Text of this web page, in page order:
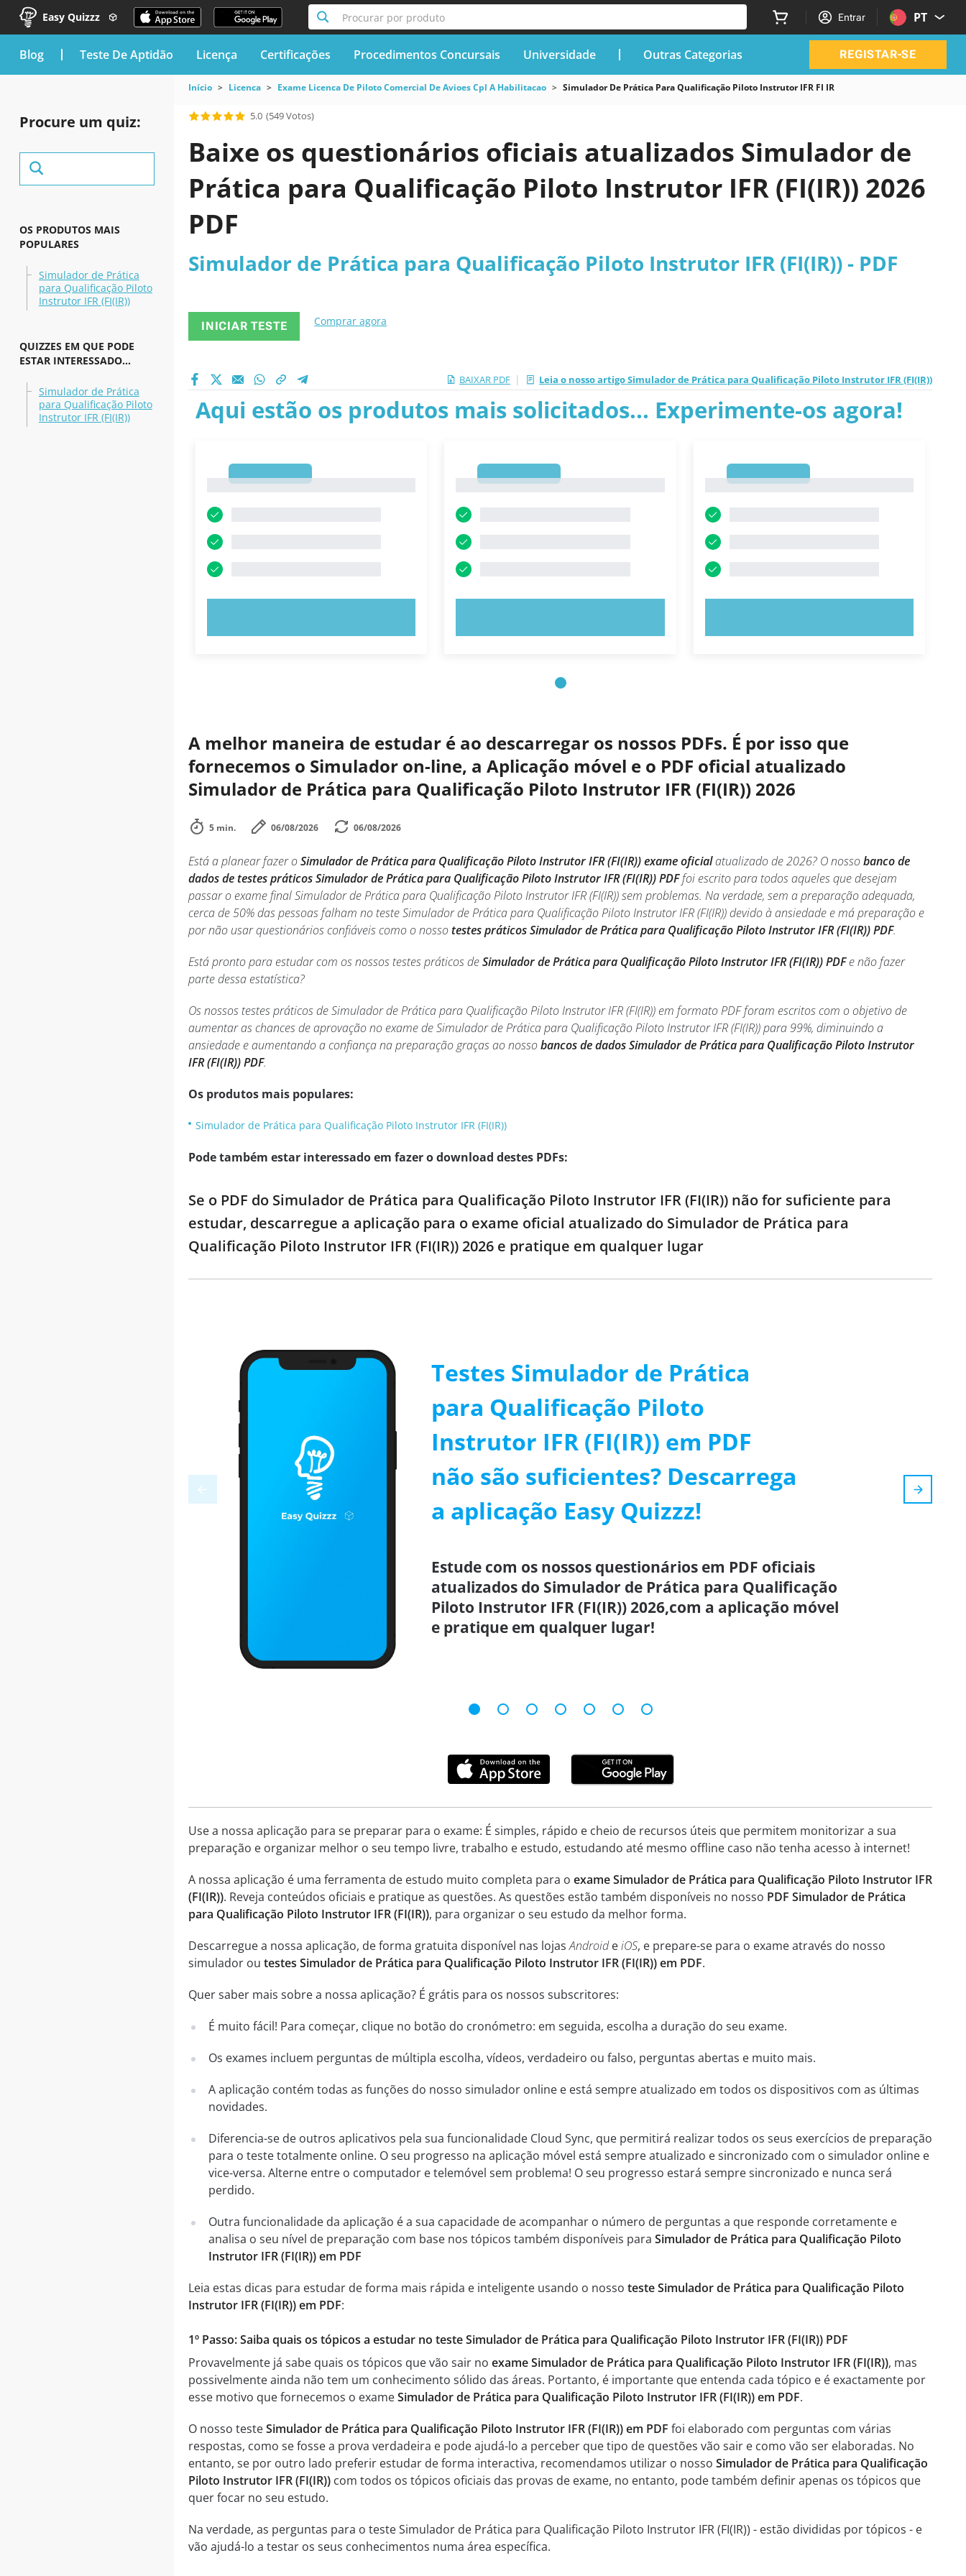
Easy Quizzz Procurar por produto Entrar PT
blog Teste De Aptidão Licença Certificações Procedimentos Concursais Universidade Outras Categorias REGISTAR-SE
Procure um quiz:
OS PRODUTOS MAIS
POPULARES
Simulador de Prática
para Qualificação Piloto
Instrutor IFR (FI(IR))
QUIZZES EM QUE PODE
ESTAR INTERESSADO...
Simulador de Prática
para Qualificação Piloto
Instrutor IFR (FI(IR))
Início Licenca Exame Licenca De Piloto Comercial De Avioes Cpl A Habilitacao Simulador De Prática Para Qualificação Piloto Instrutor IFR FI IR
5.0 (549 Votos)
Baixe os questionários oficiais atualizados Simulador de
Prática para Qualificação Piloto Instrutor IFR (FI(IR)) 2026
PDF
Simulador de Prática para Qualificação Piloto Instrutor IFR (FI(IR)) - PDF
INICIAR TESTE Comprar agora
BAIXAR PDF | Leia o nosso artigo Simulador de Prática para Qualificação Piloto Instrutor IFR (FI(IR))
Aqui estão os produtos mais solicitados... Experimente-os agora!
A melhor maneira de estudar é ao descarregar os nossos PDFs. É por isso que
fornecemos o Simulador on-line, a Aplicação móvel e o PDF oficial atualizado
Simulador de Prática para Qualificação Piloto Instrutor IFR (FI(IR)) 2026
5 min. 06/08/2026 06/08/2026
Está a planear fazer oSimulador de Prática para Qualificação Piloto Instrutor IFR (FI(IR)) exame oficialatualizado de 2026? O nossobanco de
dados de testes práticos Simulador de Prática para Qualificação Piloto Instrutor IFR (FI(IR)) PDFfoi escrito para todos aqueles que desejam
passar o exame final Simulador de Prática para Qualificação Piloto Instrutor IFR (FI(IR)) sem problemas. Na verdade, sem a preparação adequada,
cerca de 50% das pessoas falham no teste Simulador de Prática para Qualificação Piloto Instrutor IFR (FI(IR)) devido à ansiedade e má preparação e
por não usar questionários confiáveis como o nosso testes práticos Simulador de Prática para Qualificação Piloto Instrutor IFR (FI(IR)) PDF.
Está pronto para estudar com os nossos testes práticos deSimulador de Prática para Qualificação Piloto Instrutor IFR (FI(IR)) PDFe não fazer
parte dessa estatística?
Os nossos testes práticos de Simulador de Prática para Qualificação Piloto Instrutor IFR (FI(IR)) em formato PDF foram escritos com o objetivo de
aumentar as chances de aprovação no exame de Simulador de Prática para Qualificação Piloto Instrutor IFR (FI(IR)) para 99%, diminuindo a
ansiedade e aumentando a confiança na preparação graças ao nossobancos de dados Simulador de Prática para Qualificação Piloto Instrutor
IFR (FI(IR)) PDF.
Os produtos mais populares:
Simulador de Prática para Qualificação Piloto Instrutor IFR (FI(IR))
Pode também estar interessado em fazer o download destes PDFs:
Se o PDF do Simulador de Prática para Qualificação Piloto Instrutor IFR (FI(IR)) não for suficiente para
estudar, descarregue a aplicação para o exame oficial atualizado do Simulador de Prática para
Qualificação Piloto Instrutor IFR (FI(IR)) 2026 e pratique em qualquer lugar
Testes Simulador de Prática
para Qualificação Piloto
Instrutor IFR (FI(IR)) em PDF
não são suficientes? Descarrega
a aplicação Easy Quizzz!
Estude com os nossos questionários em PDF oficiais
atualizados do Simulador de Prática para Qualificação
Piloto Instrutor IFR (FI(IR)) 2026,com a aplicação móvel
e pratique em qualquer lugar!
Use a nossa aplicação para se preparar para o exame: É simples, rápido e cheio de recursos úteis que permitem monitorizar a sua
preparação e organizar melhor o seu tempo livre, trabalho e estudo, estudando até mesmo offline caso não tenha acesso à internet!
A nossa aplicação é uma ferramenta de estudo muito completa para o exame Simulador de Prática para Qualificação Piloto Instrutor IFR
(FI(IR)). Reveja conteúdos oficiais e pratique as questões. As questões estão também disponíveis no nosso PDF Simulador de Prática
para Qualificação Piloto Instrutor IFR (FI(IR)), para organizar o seu estudo da melhor forma.
Descarregue a nossa aplicação, de forma gratuita disponível nas lojasAndroideiOS, e prepare-se para o exame através do nosso
simulador ou testes Simulador de Prática para Qualificação Piloto Instrutor IFR (FI(IR)) em PDF.
Quer saber mais sobre a nossa aplicação? É grátis para os nossos subscritores:
É muito fácil! Para começar, clique no botão do cronómetro: em seguida, escolha a duração do seu exame.
Os exames incluem perguntas de múltipla escolha, vídeos, verdadeiro ou falso, perguntas abertas e muito mais.
A aplicação contém todas as funções do nosso simulador online e está sempre atualizado em todos os dispositivos com as últimas
novidades.
Diferencia-se de outros aplicativos pela sua funcionalidade Cloud Sync, que permitirá realizar todos os seus exercícios de preparação
para o teste totalmente online. O seu progresso na aplicação móvel está sempre atualizado e sincronizado com o simulador online e
vice-versa. Alterne entre o computador e telemóvel sem problema! O seu progresso estará sempre sincronizado e nunca será
perdido.
Outra funcionalidade da aplicação é a sua capacidade de acompanhar o número de perguntas a que responde corretamente e
analisa o seu nível de preparação com base nos tópicos também disponíveis para Simulador de Prática para Qualificação Piloto
Instrutor IFR (FI(IR)) em PDF
Leia estas dicas para estudar de forma mais rápida e inteligente usando o nosso teste Simulador de Prática para Qualificação Piloto
Instrutor IFR (FI(IR)) em PDF:
1º Passo: Saiba quais os tópicos a estudar no teste Simulador de Prática para Qualificação Piloto Instrutor IFR (FI(IR)) PDF
Provavelmente já sabe quais os tópicos que vão sair no exame Simulador de Prática para Qualificação Piloto Instrutor IFR (FI(IR)), mas
possivelmente ainda não tem um conhecimento sólido das áreas. Portanto, é importante que entenda cada tópico e é exactamente por
esse motivo que fornecemos o exameSimulador de Prática para Qualificação Piloto Instrutor IFR (FI(IR)) em PDF.
O nosso testeSimulador de Prática para Qualificação Piloto Instrutor IFR (FI(IR)) em PDF foi elaborado com perguntas com várias
respostas, como se fosse a prova verdadeira e pode ajudá-lo a perceber que tipo de questões vão sair e como vão ser elaboradas. No
entanto, se por outro lado preferir estudar de forma interactiva, recomendamos utilizar o nosso Simulador de Prática para Qualificação
Piloto Instrutor IFR (FI(IR))com todos os tópicos oficiais das provas de exame, no entanto, pode também definir apenas os tópicos que
quer focar no seu estudo.
Na verdade, as perguntas para o teste Simulador de Prática para Qualificação Piloto Instrutor IFR (FI(IR)) - estão divididas por tópicos - e
vão ajudá-lo a testar os seus conhecimentos numa área específica.